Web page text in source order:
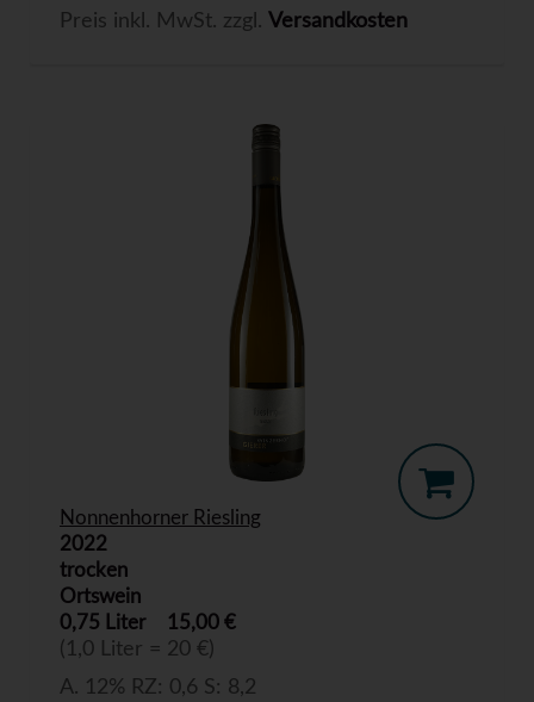
Preis inkl. MwSt. zzgl. Versandkosten
Nonnenhorner Riesling
2022
trocken
Ortswein
0,75 Liter
15,00 €
(1,0 Liter = 20 €)
A. 12% RZ: 0,6 S: 8,2